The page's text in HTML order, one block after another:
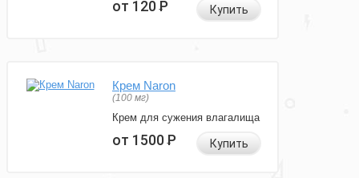
от 120Р Купить
Крем Naron
(100 мг)
Крем для сужения влагалища
от 1500Р Купить